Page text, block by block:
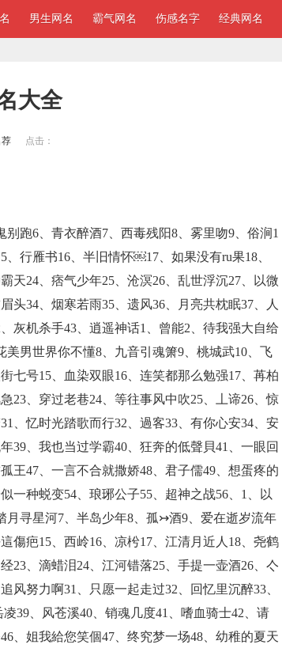
男生网名 霸气网名 伤感名字 经典网名
大全
荐 点击：
跑6、青衣醉酒7、西毒残阳8、雾里吻9、俗涧1
行雁书16、半旧情怀￼17、如果没有ru果18、
天24、痞气少年25、沧溟26、乱世浮沉27、以微
头34、烟寒若雨35、遗风36、月亮共枕眠37、人
灰机杀手43、逍遥神话1、曾能2、待我强大自给
男世界你不懂8、九音引魂箫9、桃城武10、飞
七号15、血染双眼16、连笑都那么勉强17、苒柏
23、穿过老巷24、等往事风中吹25、丄谛26、惊
、忆时光踏歌而行32、過客33、有你心安34、安
39、我也当过学霸40、狂奔的低聲貝41、一眼回
王47、一言不合就撒娇48、君子儒49、想蛋疼的
一种蜕变54、琅琊公子55、超神之战56、1、以
月寻星河7、半岛少年8、孤↣酒9、爱在逝岁流年
傷疤15、西岭16、凉枍17、江清月近人18、尧鹤
23、滴蜡泪24、江河错落25、手提一壶酒26、亽
风努力啊31、只愿一起走过32、回忆里沉醉33、
39、风苍溪40、销魂几度41、嗜血骑士42、请
、姐我給您笑個47、终究梦一场48、幼稚的夏天